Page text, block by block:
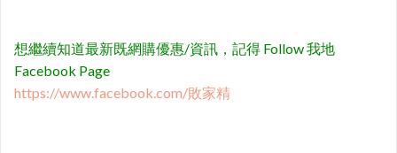
想繼續知道最新既網購優惠/資訊，記得 Follow 我地
Facebook Page
https://www.facebook.com/敗家精